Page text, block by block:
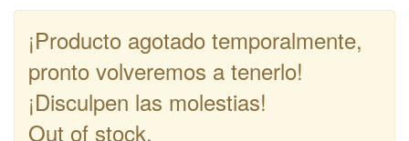
¡Producto agotado temporalmente,
pronto volveremos a tenerlo!
¡Disculpen las molestias!
Out of stock.